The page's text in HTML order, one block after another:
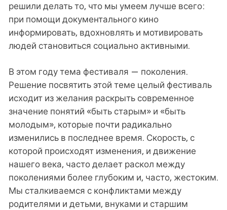
решили делать то, что мы умеем лучше всего:
при помощи документального кино
информировать, вдохновлять и мотивировать
людей становиться социально активными.
В этом году тема фестиваля — поколения.
Решение посвятить этой теме целый фестиваль
исходит из желания раскрыть современное
значение понятий «быть старым» и «быть
молодым», которые почти радикально
изменились в последнее время. Скорость, с
которой происходят изменения, и движение
нашего века, часто делает раскол между
поколениями более глубоким и, часто, жестоким.
Мы сталкиваемся с конфликтами между
родителями и детьми, внуками и старшим